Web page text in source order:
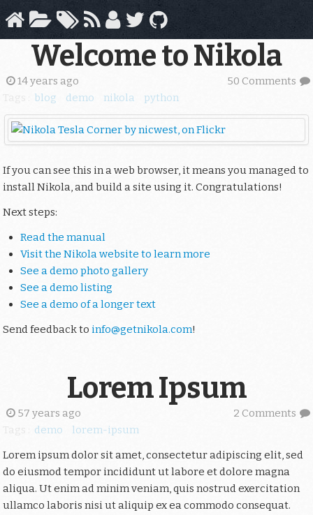
Welcome to Nikola
14 years ago
50 Comments
blog demo nikola python
If you can see this in a web browser, it means you managed to
install Nikola, and build a site using it. Congratulations!
Next steps:
Read the manual
Visit the Nikola website to learn more
See a demo photo gallery
See a demo listing
See a demo of a longer text
Send feedback to info@getnikola.com!
Lorem Ipsum
57 years ago
2 Comments
demo
lorem-ipsum
Lorem ipsum dolor sit amet, consectetur adipiscing elit, sed
do eiusmod tempor incididunt ut labore et dolore magna
aliqua. Ut enim ad minim veniam, quis nostrud exercitation
ullamco laboris nisi ut aliquip ex ea commodo consequat.